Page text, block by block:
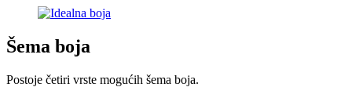
Šema boja
Postoje četiri vrste mogućih šema boja.